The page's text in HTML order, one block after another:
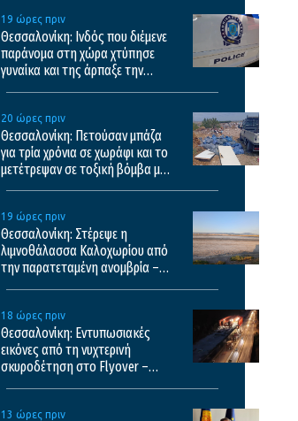
19 ώρες πριν
Θεσσαλονίκη: Ινδός που διέμενε
παράνομα στη χώρα χτύπησε
γυναίκα και της άρπαξε την
20 ώρες πριν
Θεσσαλονίκη: Πετούσαν μπάζα
για τρία χρόνια σε χωράφι και το
μετέτρεψαν σε τοξική βόμβα με
19 ώρες πριν
Θεσσαλονίκη: Στέρεψε η
λιμνοθάλασσα Καλοχωρίου από
την παρατεταμένη ανομβρία –
18 ώρες πριν
Θεσσαλονίκη: Εντυπωσιακές
εικόνες από τη νυχτερινή
σκυροδέτηση στο Flyover –
13 ώρες πριν